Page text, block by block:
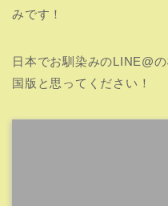
みです！
日本でお馴染みのLINE@
国版と思ってください！